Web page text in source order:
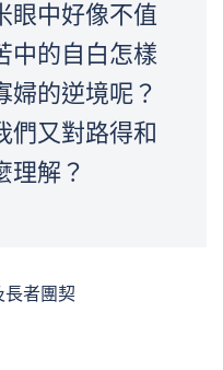
眼中好像不值
中的自白怎樣
婦的逆境呢？
們又對路得和
理解？
者團契